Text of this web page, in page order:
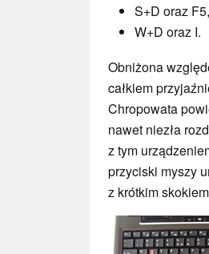
S+D oraz
W+D oraz I.
Obniżona
całkiem
Chropowata
nawet niezła
z tym
przyciski myszy
z krótkim